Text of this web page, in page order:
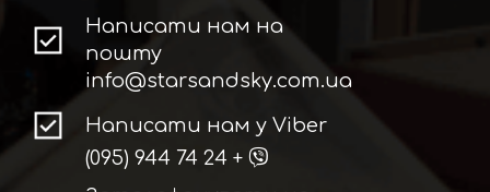
Написати нам на
пошту
info@starsandsky.com.ua
Написати нам у Viber
(095) 944 74 24 +